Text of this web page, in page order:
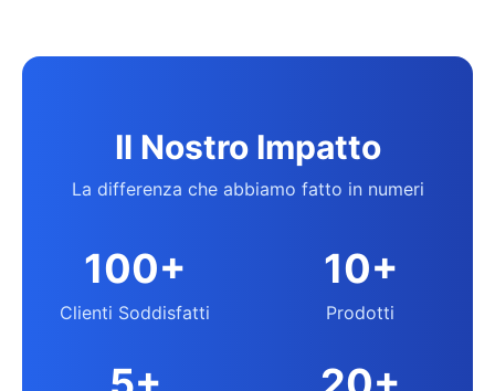
Il Nostro Impatto
La differenza che abbiamo fatto in numeri
100+
Clienti Soddisfatti
10+
Prodotti